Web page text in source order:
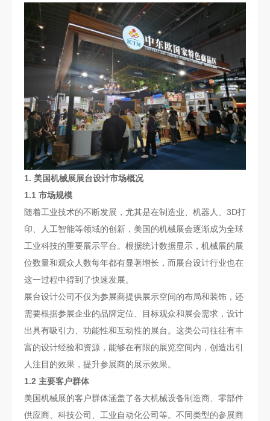
1. 美国机械展展台设计市场概况
1.1 市场规模
随着工业技术的不断发展，尤其是在制造业、机器人、3D打
印、人工智能等领域的创新，美国的机械展会逐渐成为全球
工业科技的重要展示平台。根据统计数据显示，机械展的展
位数量和观众人数每年都有显著增长，而展台设计行业也在
这一过程中得到了快速发展。
展台设计公司不仅为参展商提供展示空间的布局和装饰，还
需要根据参展企业的品牌定位、目标观众和展会需求，设计
出具有吸引力、功能性和互动性的展台。这类公司往往有丰
富的设计经验和资源，能够在有限的展览空间内，创造出引
人注目的效果，提升参展商的展示效果。
1.2 主要客户群体
美国机械展的客户群体涵盖了各大机械设备制造商、零部件
供应商、科技公司、工业自动化公司等。不同类型的参展商